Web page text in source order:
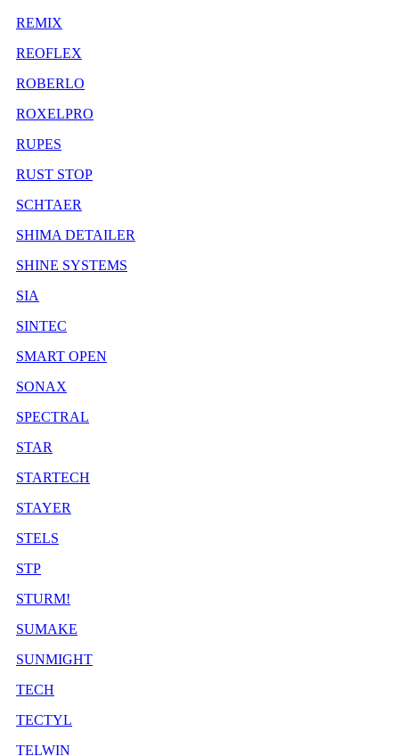
REMIX
REOFLEX
ROBERLO
ROXELPRO
RUPES
RUST STOP
SCHTAER
SHIMA DETAILER
SHINE SYSTEMS
SIA
SINTEC
SMART OPEN
SONAX
SPECTRAL
STAR
STARTECH
STAYER
STELS
STP
STURM!
SUMAKE
SUNMIGHT
TECH
TECTYL
TELWIN